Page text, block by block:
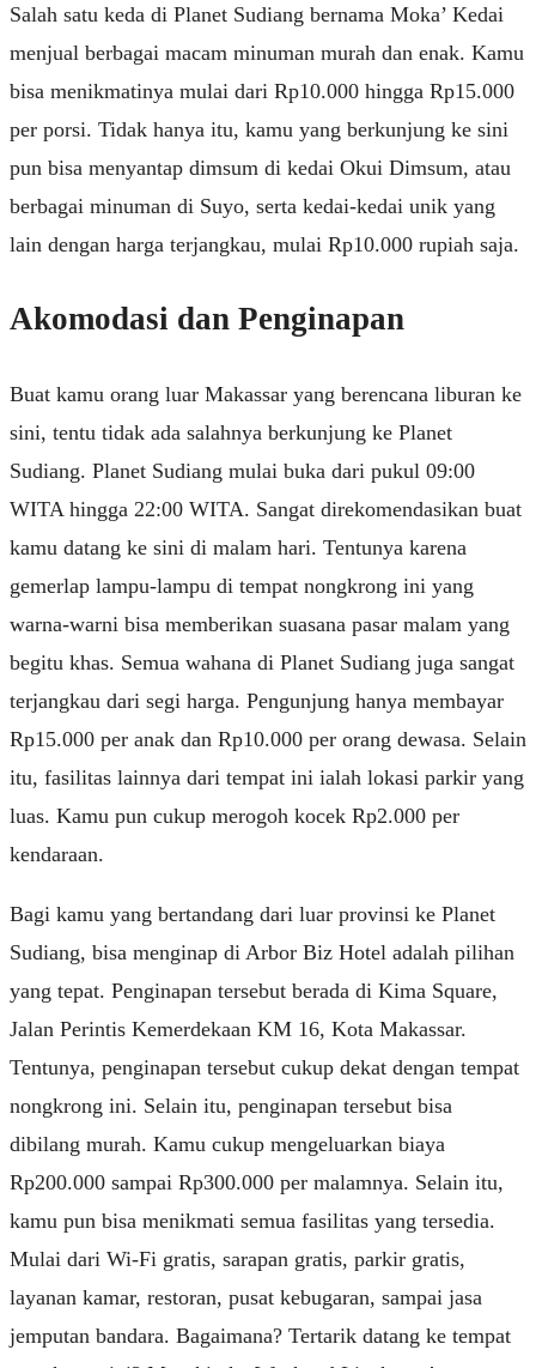
Salah satu keda di Planet Sudiang bernama Moka’ Kedai
menjual berbagai macam minuman murah dan enak. Kamu
bisa menikmatinya mulai dari Rp10.000 hingga Rp15.000
per porsi. Tidak hanya itu, kamu yang berkunjung ke sini
pun bisa menyantap dimsum di kedai Okui Dimsum, atau
berbagai minuman di Suyo, serta kedai-kedai unik yang
lain dengan harga terjangkau, mulai Rp10.000 rupiah saja.
Akomodasi dan Penginapan
Buat kamu orang luar Makassar yang berencana liburan ke
sini, tentu tidak ada salahnya berkunjung ke Planet
Sudiang. Planet Sudiang mulai buka dari pukul 09:00
WITA hingga 22:00 WITA. Sangat direkomendasikan buat
kamu datang ke sini di malam hari. Tentunya karena
gemerlap lampu-lampu di tempat nongkrong ini yang
warna-warni bisa memberikan suasana pasar malam yang
begitu khas. Semua wahana di Planet Sudiang juga sangat
terjangkau dari segi harga. Pengunjung hanya membayar
Rp15.000 per anak dan Rp10.000 per orang dewasa. Selain
itu, fasilitas lainnya dari tempat ini ialah lokasi parkir yang
luas. Kamu pun cukup merogoh kocek Rp2.000 per
kendaraan.
Bagi kamu yang bertandang dari luar provinsi ke Planet
Sudiang, bisa menginap di Arbor Biz Hotel adalah pilihan
yang tepat. Penginapan tersebut berada di Kima Square,
Jalan Perintis Kemerdekaan KM 16, Kota Makassar.
Tentunya, penginapan tersebut cukup dekat dengan tempat
nongkrong ini. Selain itu, penginapan tersebut bisa
dibilang murah. Kamu cukup mengeluarkan biaya
Rp200.000 sampai Rp300.000 per malamnya. Selain itu,
kamu pun bisa menikmati semua fasilitas yang tersedia.
Mulai dari Wi-Fi gratis, sarapan gratis, parkir gratis,
layanan kamar, restoran, pusat kebugaran, sampai jasa
jemputan bandara. Bagaimana? Tertarik datang ke tempat